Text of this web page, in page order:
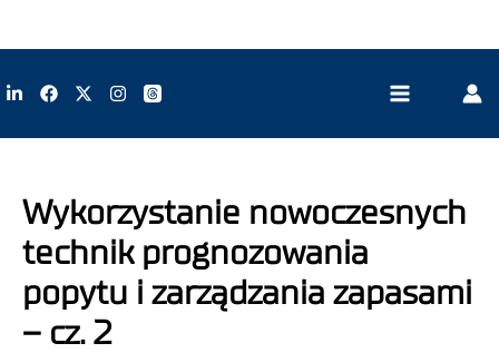
Wykorzystanie nowoczesnych
technik prognozowania
popytu i zarządzania zapasami
– cz. 2